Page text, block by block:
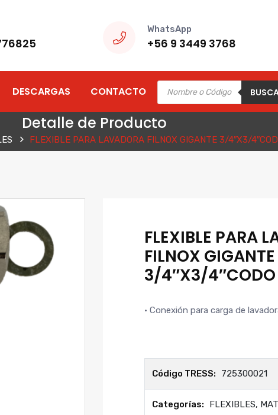
WhatsApp
+56 9 3449 3768
DESCARGAS CONTACTO
Products
search
Detalle de Producto
FLEXIBLE PARA LAVADORA FILNOX GIGANTE 3/4″X3/
FLEXIBLE PARA
FILNOX GIGANTE
3/4″X3/
· Conexión para carga de
Código TRESS: 725300021
Categorías: FLEXIBLES,